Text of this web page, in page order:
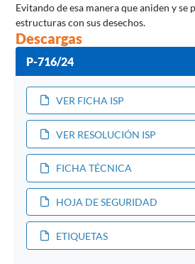
Evitando de esa manera que aniden y se
estructuras con sus desechos.
Descargas
P-716/24
VER FICHA ISP
VER RESOLUCIÓN ISP
FICHA TÉCNICA
HOJA DE SEGURIDAD
ETIQUETAS